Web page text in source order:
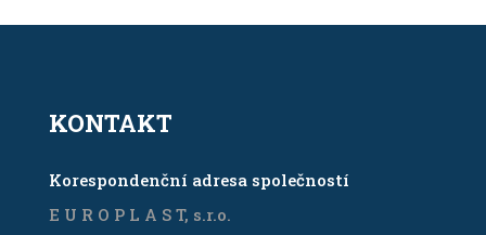
KONTAKT
Korespondenční adresa společností
E U R O P L A S T, s.r.o.